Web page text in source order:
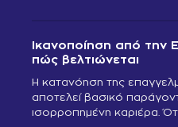
Ικανοποίηση από την
πώς βελτιώνεται
Η κατανόηση της
αποτελεί βασικό
ισορροπημένη καριέρα.